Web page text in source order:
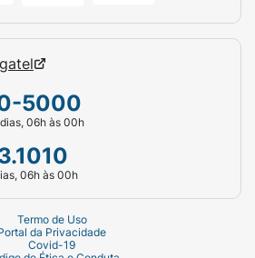
com sabão neutro em
lavar ou secar em
produtos clorados e
manchas.
na sombra, na posição
pode ser limpo a seco,
nem receber vaporização ou
5000
06h às 00h
06h às 00h
Termo de Uso
da Privacidade
Covid-19